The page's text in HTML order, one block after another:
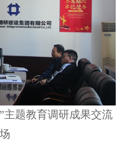
主题教育调研成果交流